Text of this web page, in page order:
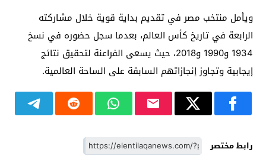
ويأمل منتخب مصر في تقديم بداية قوية خلال مشاركته
الرابعة في تاريخ كأس العالم، بعدما سجل حضوره في نسخ
1934 و1990 و2018، حيث يسعى الفراعنة لتحقيق نتائج
إيجابية وتجاوز إنجازاتهم السابقة على الساحة العالمية.
رابط مختصر